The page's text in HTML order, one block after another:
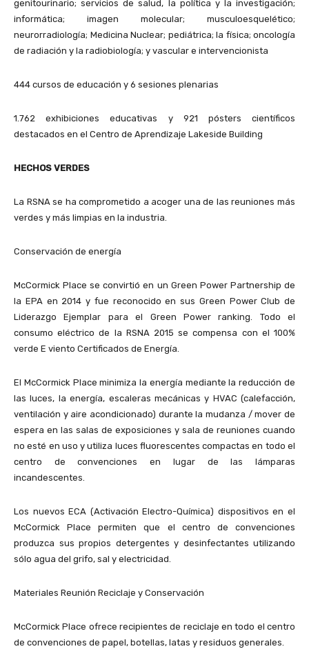
genitourinario; servicios de salud, la política y la investigación;
informática; imagen molecular; musculoesquelético;
neurorradiología; Medicina Nuclear; pediátrica; la física; oncología
de radiación y la radiobiología; y vascular e intervencionista
444 cursos de educación y 6 sesiones plenarias
1.762 exhibiciones educativas y 921 pósters científicos
destacados en el Centro de Aprendizaje Lakeside Building
HECHOS VERDES
La RSNA se ha comprometido a acoger una de las reuniones más
verdes y más limpias en la industria.
Conservación de energía
McCormick Place se convirtió en un Green Power Partnership de
la EPA en 2014 y fue reconocido en sus Green Power Club de
Liderazgo Ejemplar para el Green Power ranking. Todo el
consumo eléctrico de la RSNA 2015 se compensa con el 100%
verde E viento Certificados de Energía.
El McCormick Place minimiza la energía mediante la reducción de
las luces, la energía, escaleras mecánicas y HVAC (calefacción,
ventilación y aire acondicionado) durante la mudanza / mover de
espera en las salas de exposiciones y sala de reuniones cuando
no esté en uso y utiliza luces fluorescentes compactas en todo el
centro de convenciones en lugar de las lámparas
incandescentes.
Los nuevos ECA (Activación Electro-Química) dispositivos en el
McCormick Place permiten que el centro de convenciones
produzca sus propios detergentes y desinfectantes utilizando
sólo agua del grifo, sal y electricidad.
Materiales Reunión Reciclaje y Conservación
McCormick Place ofrece recipientes de reciclaje en todo el centro
de convenciones de papel, botellas, latas y residuos generales.